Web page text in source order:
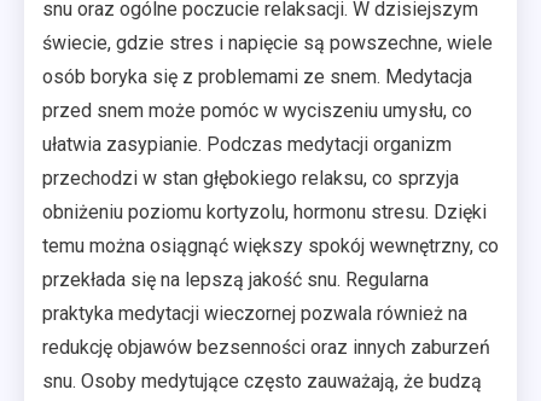
snu oraz ogólne poczucie relaksacji. W dzisiejszym
świecie, gdzie stres i napięcie są powszechne, wiele
osób boryka się z problemami ze snem. Medytacja
przed snem może pomóc w wyciszeniu umysłu, co
ułatwia zasypianie. Podczas medytacji organizm
przechodzi w stan głębokiego relaksu, co sprzyja
obniżeniu poziomu kortyzolu, hormonu stresu. Dzięki
temu można osiągnąć większy spokój wewnętrzny, co
przekłada się na lepszą jakość snu. Regularna
praktyka medytacji wieczornej pozwala również na
redukcję objawów bezsenności oraz innych zaburzeń
snu. Osoby medytujące często zauważają, że budzą